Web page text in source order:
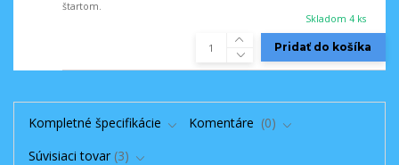
štartom.
Skladom 4 ks
Pridať do košíka
Kompletné špecifikácie Komentáre
0
Súvisiaci tovar 3